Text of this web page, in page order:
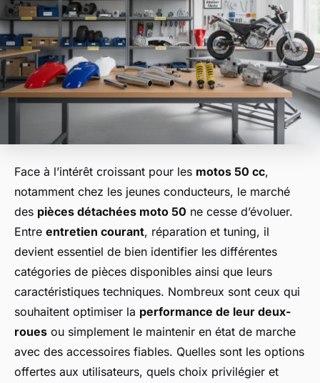
Face à l’intérêt croissant pour les motos 50 cc,
notamment chez les jeunes conducteurs, le marché
des pièces détachées moto 50 ne cesse d’évoluer.
Entre entretien courant, réparation et tuning, il
devient essentiel de bien identifier les différentes
catégories de pièces disponibles ainsi que leurs
caractéristiques techniques. Nombreux sont ceux qui
souhaitent optimiser la performance de leur deux-
roues ou simplement le maintenir en état de marche
avec des accessoires fiables. Quelles sont les options
offertes aux utilisateurs, quels choix privilégier et